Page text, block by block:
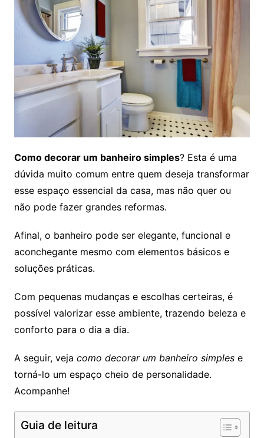
Como decorar um banheiro simples? Esta é uma
dúvida muito comum entre quem deseja transformar
esse espaço essencial da casa, mas não quer ou
não pode fazer grandes reformas.
Afinal, o banheiro pode ser elegante, funcional e
aconchegante mesmo com elementos básicos e
soluções práticas.
Com pequenas mudanças e escolhas certeiras, é
possível valorizar esse ambiente, trazendo beleza e
conforto para o dia a dia.
A seguir, veja como decorar um banheiro simplese
torná-lo um espaço cheio de personalidade.
Acompanhe!
Guia de leitura